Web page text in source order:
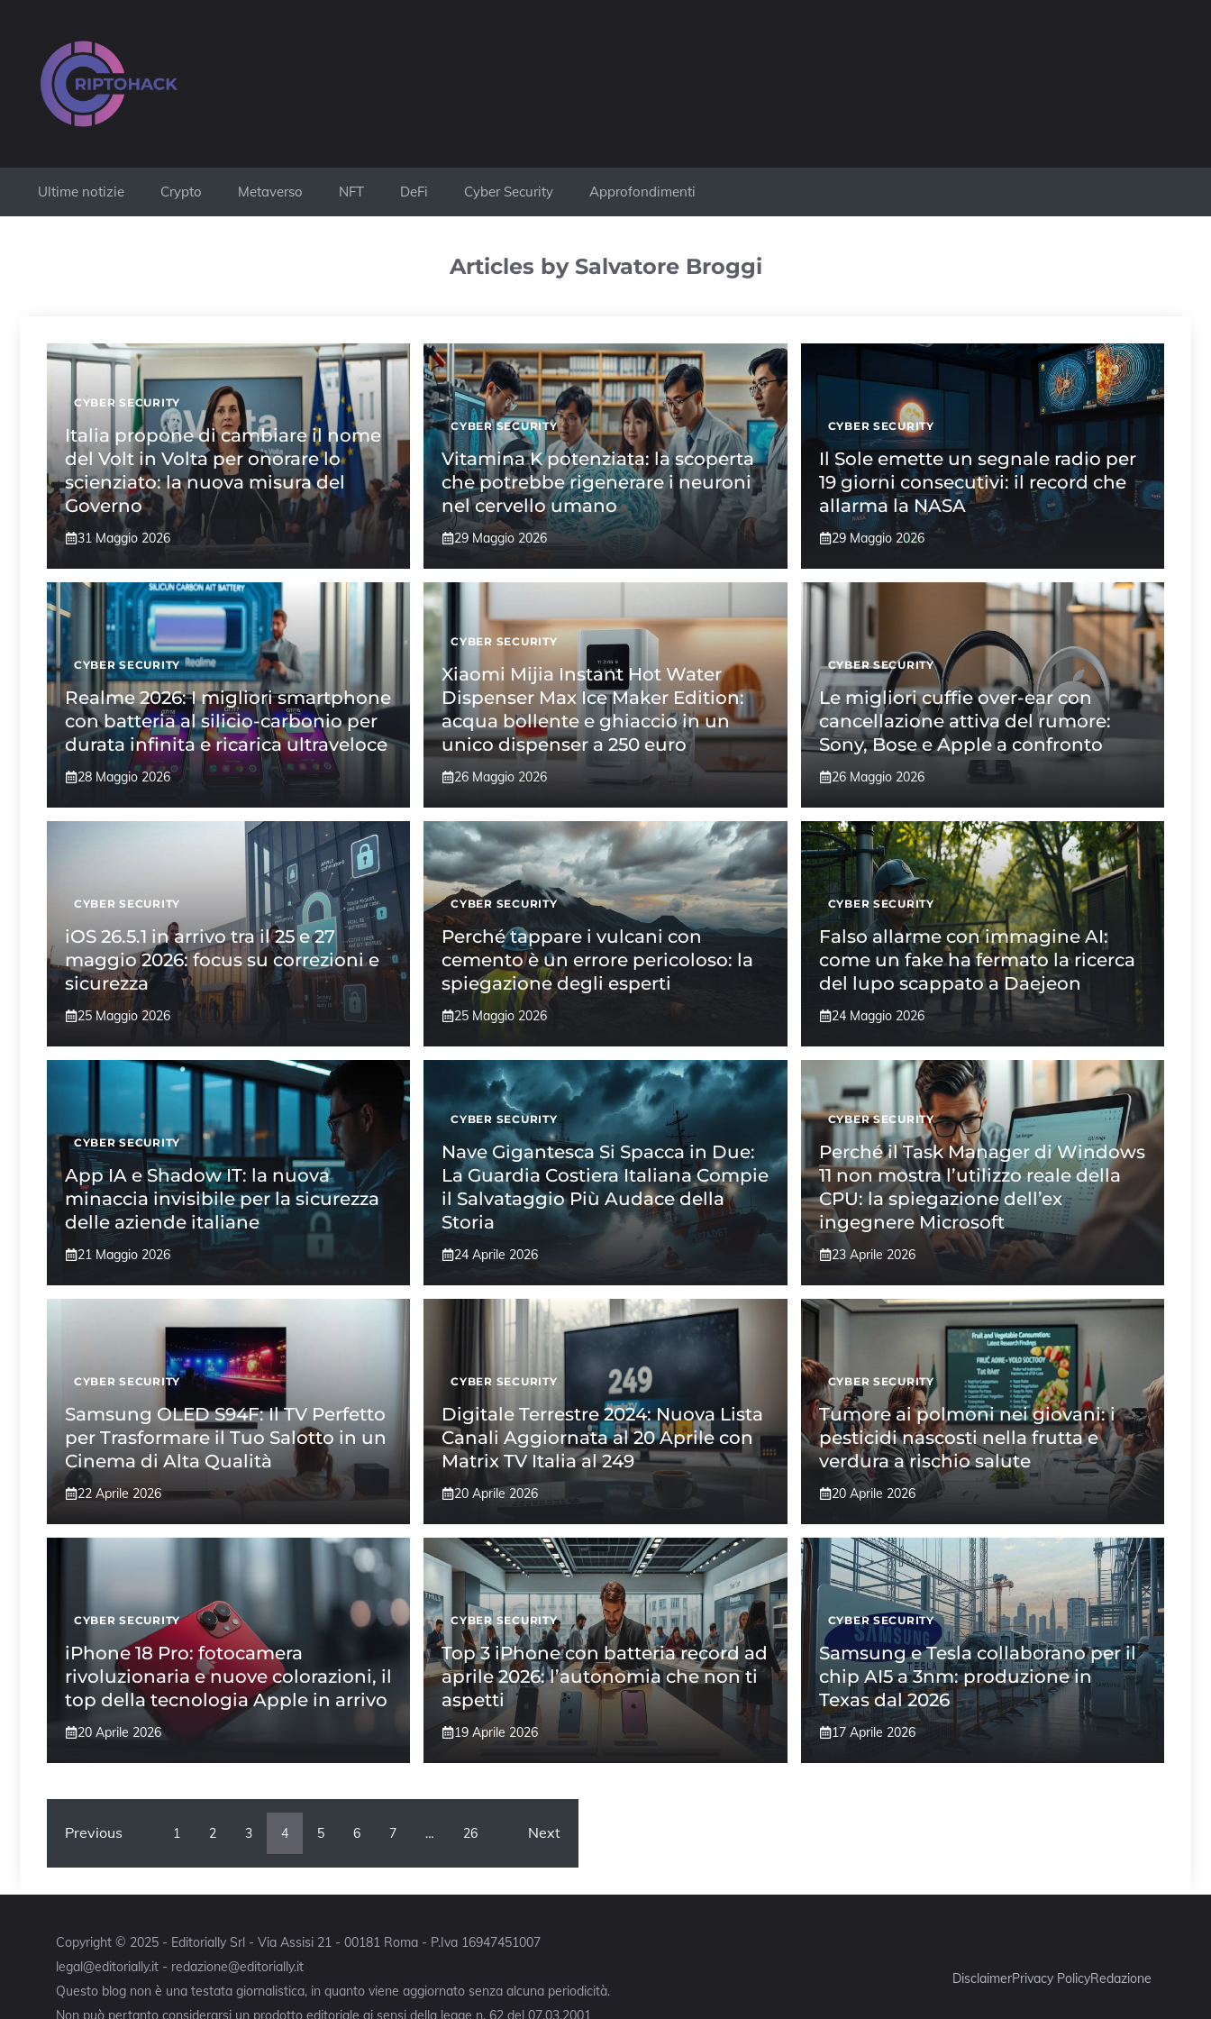
contenuto
Ultime notizie Crypto Metaverso NFT DeFi Cyber Security Approfondimenti
Articles by Salvatore Broggi
CYBER SECURITY
Italia propone di cambiare il nome
del Volt in Volta per onorare lo
scienziato: la nuova misura del
Governo
31 Maggio 2026
CYBER SECURITY
Vitamina K potenziata: la scoperta
che potrebbe rigenerare i neuroni
nel cervello umano
29 Maggio 2026
CYBER SECURITY
Il Sole emette un segnale radio per
19 giorni consecutivi: il record che
allarma la NASA
29 Maggio 2026
CYBER SECURITY
Realme 2026: I migliori smartphone
con batteria al silicio-carbonio per
durata infinita e ricarica ultraveloce
28 Maggio 2026
CYBER SECURITY
Xiaomi Mijia Instant Hot Water
Dispenser Max Ice Maker Edition:
acqua bollente e ghiaccio in un
unico dispenser a 250 euro
26 Maggio 2026
CYBER SECURITY
Le migliori cuffie over-ear con
cancellazione attiva del rumore:
Sony, Bose e Apple a confronto
26 Maggio 2026
CYBER SECURITY
iOS 26.5.1 in arrivo tra il 25 e 27
maggio 2026: focus su correzioni e
sicurezza
25 Maggio 2026
CYBER SECURITY
Perché tappare i vulcani con
cemento è un errore pericoloso: la
spiegazione degli esperti
25 Maggio 2026
CYBER SECURITY
Falso allarme con immagine AI:
come un fake ha fermato la ricerca
del lupo scappato a Daejeon
24 Maggio 2026
CYBER SECURITY
App IA e Shadow IT: la nuova
minaccia invisibile per la sicurezza
delle aziende italiane
21 Maggio 2026
CYBER SECURITY
Nave Gigantesca Si Spacca in Due:
La Guardia Costiera Italiana Compie
il Salvataggio Più Audace della
Storia
24 Aprile 2026
CYBER SECURITY
Perché il Task Manager di Windows
11 non mostra l’utilizzo reale della
CPU: la spiegazione dell’ex
ingegnere Microsoft
23 Aprile 2026
CYBER SECURITY
Samsung OLED S94F: Il TV Perfetto
per Trasformare il Tuo Salotto in un
Cinema di Alta Qualità
22 Aprile 2026
CYBER SECURITY
Digitale Terrestre 2024: Nuova Lista
Canali Aggiornata al 20 Aprile con
Matrix TV Italia al 249
20 Aprile 2026
CYBER SECURITY
Tumore ai polmoni nei giovani: i
pesticidi nascosti nella frutta e
verdura a rischio salute
20 Aprile 2026
CYBER SECURITY
iPhone 18 Pro: fotocamera
rivoluzionaria e nuove colorazioni, il
top della tecnologia Apple in arrivo
20 Aprile 2026
CYBER SECURITY
Top 3 iPhone con batteria record ad
aprile 2026: l’autonomia che non ti
aspetti
19 Aprile 2026
CYBER SECURITY
Samsung e Tesla collaborano per il
chip AI5 a 3nm: produzione in
Texas dal 2026
17 Aprile 2026
Previous 1 2 3 4 5 6 7 … 26 Next
Copyright © 2025 - Editorially Srl - Via Assisi 21 - 00181 Roma - P.Iva 16947451007
legal@editorially.it - redazione@editorially.it
Questo blog non è una testata giornalistica, in quanto viene aggiornato senza alcuna periodicità.
Non può pertanto considerarsi un prodotto editoriale ai sensi della legge n. 62 del 07.03.2001
DisclaimerPrivacy PolicyRedazione